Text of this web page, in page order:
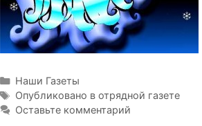
Рубрики
Наши Газеты
Метки
Опубликовано в отрядной газете
Оставьте комментарий